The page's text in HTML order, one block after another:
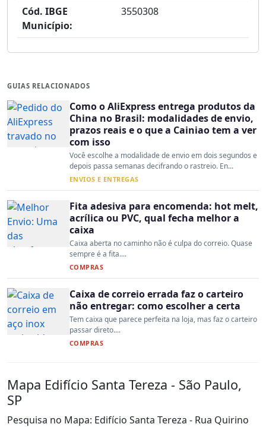
Cód. IBGE
Município:
3550308
GUIAS RELACIONADOS
Como o AliExpress entrega produtos da
China no Brasil: modalidades de envio,
prazos reais e o que a Cainiao tem a ver
com isso
Você escolhe a modalidade de envio em dois segundos e
depois passa semanas decifrando o rastreio. En...
ENVIOS E ENTREGAS
Fita adesiva para encomenda: hot melt,
acrílica ou PVC, qual fecha melhor a
caixa
Caixa aberta no caminho não é culpa do correio. Quase
sempre é a fita....
COMPRAS
Caixa de correio errada faz o carteiro
não entregar: como escolher a certa
Tem caixa que parece perfeita na loja, mas faz o carteiro
passar direto....
COMPRAS
Mapa Edifício Santa Tereza - São Paulo,
SP
Pesquisa no Mapa: Edifício Santa Tereza - Rua Quirino